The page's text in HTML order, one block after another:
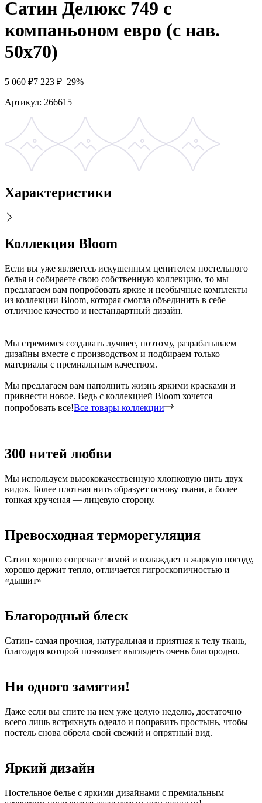
Сатин Делюкс 749 с
компаньоном евро (с нав.
50х70)
5 060 ₽7 223 ₽–29%
Артикул: 266615
Характеристики
Коллекция Bloom
Если вы уже являетесь искушенным ценителем постельного
белья и собираете свою собственную коллекцию, то мы
предлагаем вам попробовать яркие и необычные комплекты
из коллекции Bloom, которая смогла объединить в себе
отличное качество и нестандартный дизайн.
Мы стремимся создавать лучшее, поэтому, разрабатываем
дизайны вместе с производством и подбираем только
материалы с премиальным качеством.
Мы предлагаем вам наполнить жизнь яркими красками и
привнести новое. Ведь с коллекцией Bloom хочется
попробовать все!Все товары коллекции
300 нитей любви
Мы используем высококачественную хлопковую нить двух
видов. Более плотная нить образует основу ткани, а более
тонкая крученая — лицевую сторону.
Превосходная терморегуляция
Сатин хорошо согревает зимой и охлаждает в жаркую погоду,
хорошо держит тепло, отличается гигроскопичностью и
«дышит»
Благородный блеск
Сатин- самая прочная, натуральная и приятная к телу ткань,
благодаря которой позволяет выглядеть очень благородно.
Ни одного замятия!
Даже если вы спите на нем уже целую неделю, достаточно
всего лишь встряхнуть одеяло и поправить простынь, чтобы
постель снова обрела свой свежий и опрятный вид.
Яркий дизайн
Постельное белье с яркими дизайнами с премиальным